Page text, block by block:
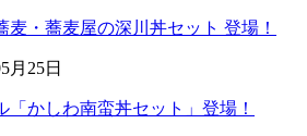
麦・蕎麦屋の深川丼セット 登場！
月25日
「かしわ南蛮丼セット」登場！